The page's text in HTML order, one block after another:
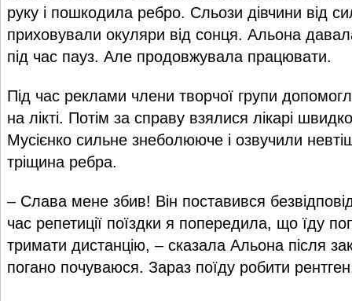
руку і пошкодила ребро. Сльози дівчини від
приховували окуляри від сонця. Альона
під час пауз. Але продовжувала працювати.
Під час реклами члени творчої групи
на лікті. Потім за справу взялися лікарі
Мусієнко сильне знеболююче і озвучили
тріщина ребра.
– Слава мене збив! Він поставився
час репетиції поїздки я попередила, що їду
тримати дистанцію, – сказала Альона після
погано почуваюся. Зараз поїду робити